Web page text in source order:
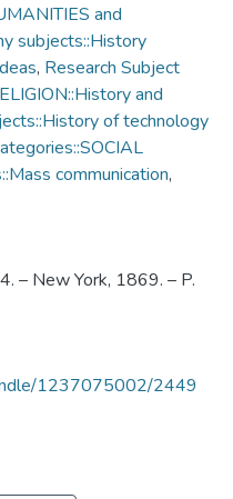
and
subjects::History
, Research Subject
and
of technology
communication,
– New York, 1869. – P.
1237075002/2449